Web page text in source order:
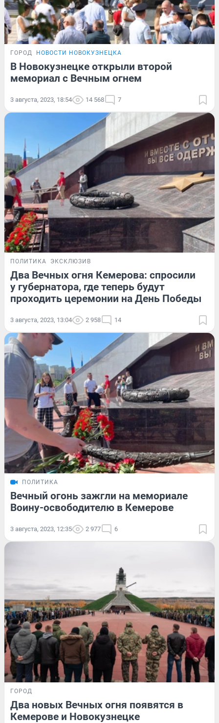
ГОРОД НОВОСТИ НОВОКУЗНЕЦКА
В Новокузнецке открыли второй
мемориал с Вечным огнем
3 августа, 2023, 18:54 14 568 7
ПОЛИТИКА ЭКСКЛЮЗИВ
Два Вечных огня Кемерова: спросили
у губернатора, где теперь будут
проходить церемонии на День Победы
3 августа, 2023, 13:04 2 958 14
ПОЛИТИКА
Вечный огонь зажгли на мемориале
Воину-освободителю в Кемерове
3 августа, 2023, 12:35 2 977 6
ГОРОД
Два новых Вечных огня появятся в
Кемерове и Новокузнецке